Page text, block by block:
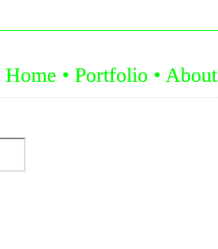
Home • Portfolio • About